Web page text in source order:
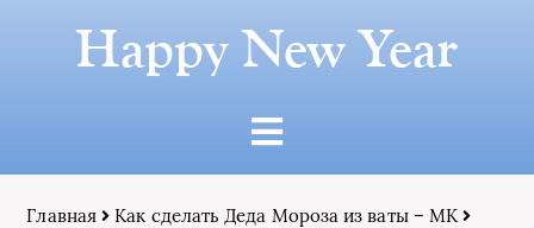
Happy New Year
Главная Как сделать Деда Мороза из ваты – МК